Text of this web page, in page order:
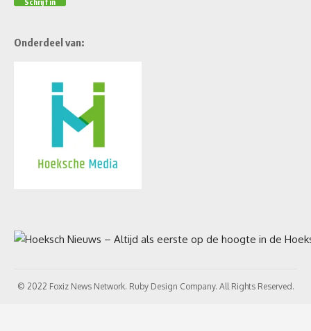
Onderdeel van:
© 2022 Foxiz News Network. Ruby Design Company. All Rights Reserved.